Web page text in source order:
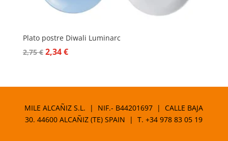
Plato postre Diwali Luminarc
2,75€ El
2,75 €.
2,34€El
2,34 €.
MILE ALCAÑIZ S.L. | NIF.- B44201697 | CALLE BAJA
30. 44600 ALCAÑIZ (TE) SPAIN | T.+34 978 83 05 19